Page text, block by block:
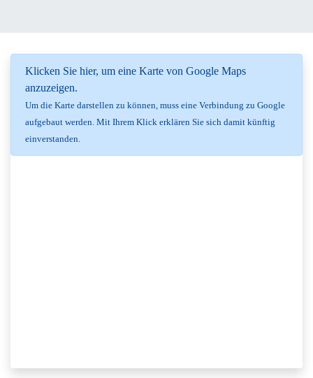
Klicken Sie hier, um eine Karte von Google Maps
anzuzeigen.
Um die Karte darstellen zu können, muss eine Verbindung zu Google
aufgebaut werden. Mit Ihrem Klick erklären Sie sich damit künftig
einverstanden.